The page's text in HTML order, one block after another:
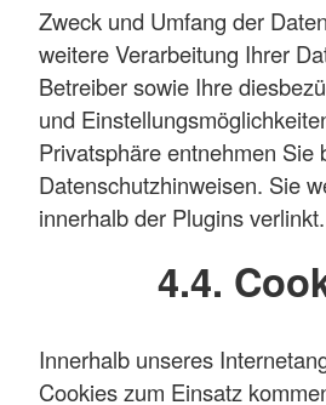
Zweck und Umfang der
weitere Verarbeitung Ihrer
Betreiber sowie Ihre
und
Privatsphäre entnehmen Sie
Datenschutzhinweisen. Sie
innerhalb der Plugins verlinkt.
4.4.
Innerhalb unseres
Cookies zum Einsatz